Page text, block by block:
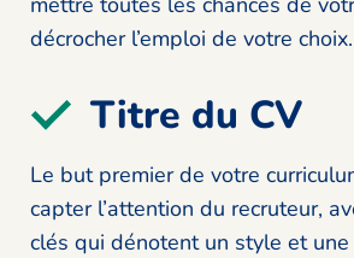
décrocher l’emploi de votre choix.
Titre du CV
Le but premier de votre
capter l’attention du recruteur,
clés qui dénotent un style et